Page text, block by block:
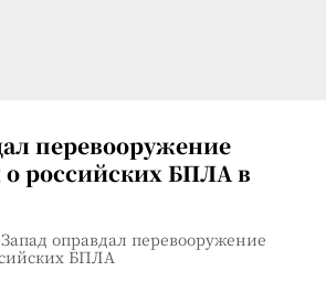
перевооружение
российских БПЛА в
оправдал перевооружение
БПЛА